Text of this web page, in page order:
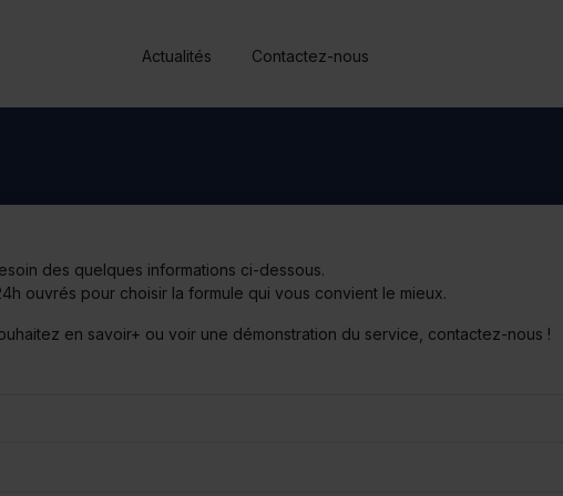
Actualités Contactez-nous
des quelques informations ci-dessous.
ouvrés pour choisir la formule qui vous convient le mieux.
en savoir+ ou voir une démonstration du service, contactez-nous !